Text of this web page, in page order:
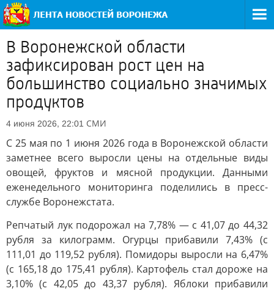
В Воронежской области
зафиксирован рост цен на
большинство социально значимых
продуктов
4 июня 2026, 22:01 СМИ
С 25 мая по 1 июня 2026 года в Воронежской области
заметнее всего выросли цены на отдельные виды
овощей, фруктов и мясной продукции. Данными
еженедельного мониторинга поделились в пресс-
службе Воронежстата.
Репчатый лук подорожал на 7,78% — с 41,07 до 44,32
рубля за килограмм. Огурцы прибавили 7,43% (с
111,01 до 119,52 рубля). Помидоры выросли на 6,47%
(с 165,18 до 175,41 рубля). Картофель стал дороже на
3,10% (с 42,05 до 43,37 рубля). Яблоки прибавили